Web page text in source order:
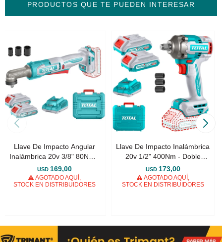
PRODUCTOS QUE TE PUEDEN INTERESAR
Llave De Impacto Angular
Inalámbrica 20v 3/8" 80Nm -
Doble Batería + Maletín
USD 169,00
AGOTADO AQUÍ,
STOCK EN DISTRIBUIDORES
Llave De Impacto Inalámbrica
20v 1/2" 400Nm - Doble
Batería + Maletín
USD 173,00
AGOTADO AQUÍ,
STOCK EN DISTRIBUIDORES